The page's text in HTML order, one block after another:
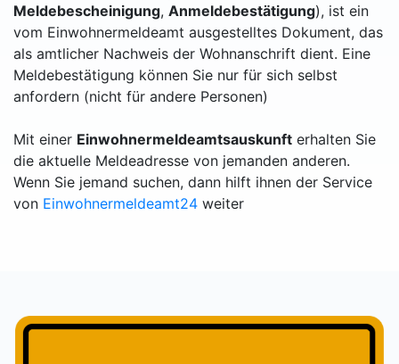
Meldebescheinigung, Anmeldebestätigung), ist ein
vom Einwohnermeldeamt ausgestelltes Dokument, das
als amtlicher Nachweis der Wohnanschrift dient. Eine
Meldebestätigung können Sie nur für sich selbst
anfordern (nicht für andere Personen)
Mit einer Einwohnermeldeamtsauskunft erhalten Sie
die aktuelle Meldeadresse von jemanden anderen.
Wenn Sie jemand suchen, dann hilft ihnen der Service
von Einwohnermeldeamt24 weiter